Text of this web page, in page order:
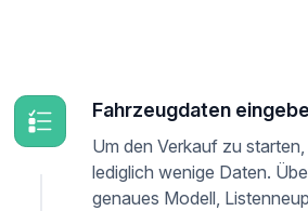
Fahrzeugdaten
Um den Verkauf zu
lediglich wenige Daten.
genaues Modell,